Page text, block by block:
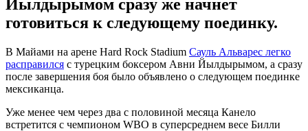
Йылдырымом сразу же начнет
готовиться к следующему поединку.
В Майами на арене Hard Rock Stadium Сауль Альварес легко
расправился с турецким боксером Авни Йылдырымом, а сразу
после завершения боя было объявлено о следующем поединке
мексиканца.
Уже менее чем через два с половиной месяца Канело
встретится с чемпионом WBO в суперсреднем весе Билли